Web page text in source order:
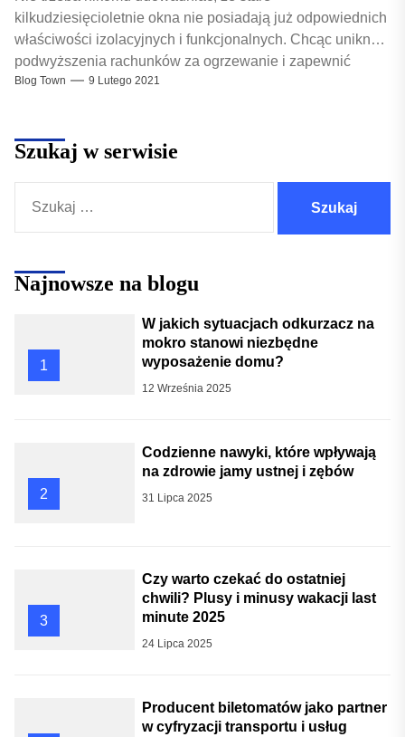
kilkudziesięcioletnie okna nie posiadają już odpowiednich
właściwości izolacyjnych i funkcjonalnych. Chcąc uniknąć
podwyższenia rachunków za ogrzewanie i zapewnić
sobie...
Blog Town 9 Lutego 2021
Szukaj w serwisie
Najnowsze na blogu
1
W jakich sytuacjach odkurzacz na
mokro stanowi niezbędne
wyposażenie domu?
12 Września 2025
2
Codzienne nawyki, które wpływają
na zdrowie jamy ustnej i zębów
31 Lipca 2025
3
Czy warto czekać do ostatniej
chwili? Plusy i minusy wakacji last
minute 2025
24 Lipca 2025
Producent biletomatów jako partner
w cyfryzacji transportu i usług